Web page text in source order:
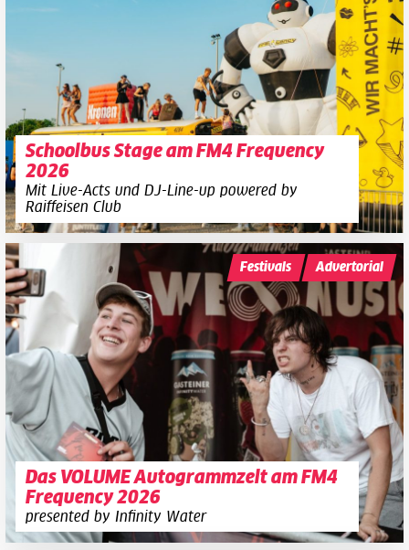
Schoolbus Stage am FM4 Frequency
2026
Mit Live-Acts und DJ-Line-up powered by
Raiffeisen Club
Das VOLUME Autogrammzelt am FM4
Frequency 2026
presented by Infinity Water
Festivals Advertorial